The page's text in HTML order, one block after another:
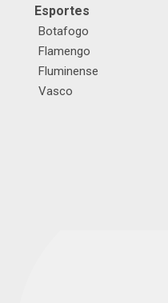
Esportes
Botafogo
Flamengo
Fluminense
Vasco